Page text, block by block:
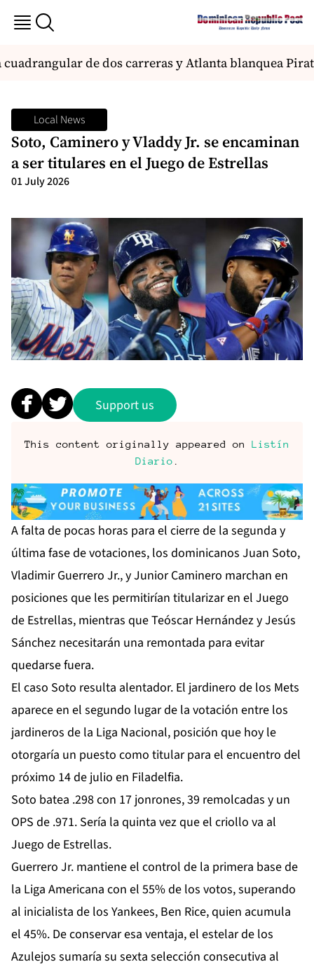
de dos carreras y Atlanta blanquea
Local News
Soto, Caminero y Vladdy Jr. se encaminan
a ser titulares en el Juego de Estrellas
01 July 2026
Support us
This content originally appeared on Listín
Diario .
A falta de pocas horas para el cierre de la segunda y
última fase de votaciones, los dominicanos Juan Soto,
Vladimir Guerrero Jr., y Junior Caminero marchan en
posiciones que les permitirían titularizar en el Juego
de Estrellas, mientras que Teóscar Hernández y Jesús
Sánchez necesitarán una remontada para evitar
quedarse fuera.
El caso Soto resulta alentador. El jardinero de los Mets
aparece en el segundo lugar de la votación entre los
jardineros de la Liga Nacional, posición que hoy le
otorgaría un puesto como titular para el encuentro del
próximo 14 de julio en Filadelfia.
Soto batea .298 con 17 jonrones, 39 remolcadas y un
OPS de .971. Sería la quinta vez que el criollo va al
Juego de Estrellas.
Guerrero Jr. mantiene el control de la primera base de
la Liga Americana con el 55% de los votos, superando
al inicialista de los Yankees, Ben Rice, quien acumula
el 45%. De conservar esa ventaja, el estelar de los
Azulejos sumaría su sexta selección consecutiva al